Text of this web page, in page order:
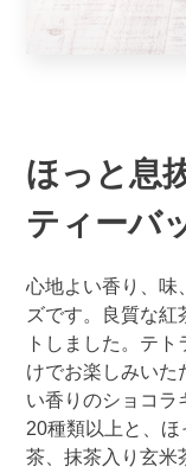
ほっと息
ティーバ
心地よい香り、味
ズです。良質な紅
トしました。テ
けでお楽しみいた
い香りのショコラ
20種類以上と、
茶、抹茶入り玄米